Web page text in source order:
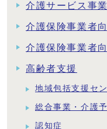
介護サービス事
介護保険事業者
介護保険事業者
高齢者支援
地域包括支援セ
総合事業・介護
認知症